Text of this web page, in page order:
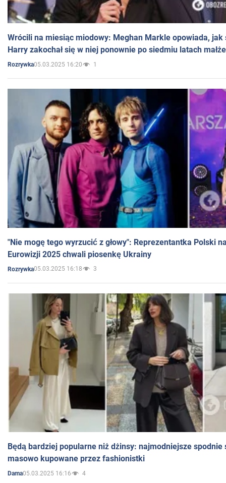
Wrócili na miesiąc miodowy: Meghan Markle opowiada, jak
Harry zakochał się w niej ponownie po siedmiu latach
Rozrywka05.03.2025 16:20 1
"Nie mogę tego wyrzucić z głowy": Reprezentantka Polski
Eurowizji 2025 chwali piosenkę Ukrainy
Rozrywka05.03.2025 16:18 3
Będą bardziej popularne niż dżinsy: najmodniejsze spodnie
masowo kupowane przez fashionistki
Dama05.03.2025 16:16 4